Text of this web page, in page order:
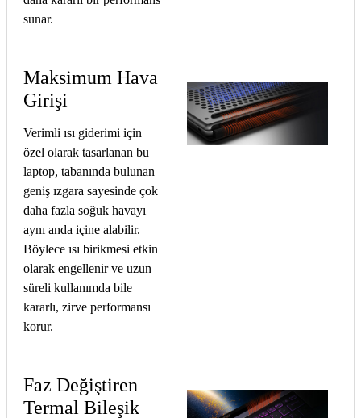
sunar.
Maksimum Hava
Girişi
Verimli ısı giderimi için
özel olarak tasarlanan bu
laptop, tabanında bulunan
geniş ızgara sayesinde çok
daha fazla soğuk havayı
aynı anda içine alabilir.
Böylece ısı birikmesi etkin
olarak engellenir ve uzun
süreli kullanımda bile
kararlı, zirve performansı
korur.
Faz Değiştiren
Termal Bileşik